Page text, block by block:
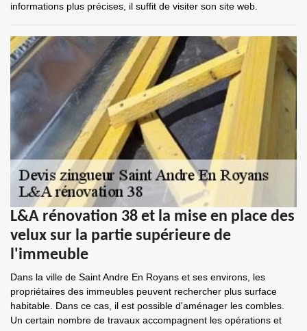
informations plus précises, il suffit de visiter son site web.
L&A rénovation 38 et la mise en place des
velux sur la partie supérieure de
l'immeuble
Dans la ville de Saint Andre En Royans et ses environs, les
propriétaires des immeubles peuvent rechercher plus surface
habitable. Dans ce cas, il est possible d'aménager les combles.
Un certain nombre de travaux accompagnent les opérations et